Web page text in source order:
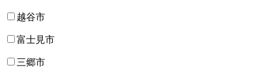
越谷市
富士見市
三郷市